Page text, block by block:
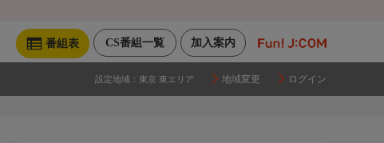
加入案内
CS番組一覧
番組表
設定地域： 東京 東エリア 地域変更 ログイン